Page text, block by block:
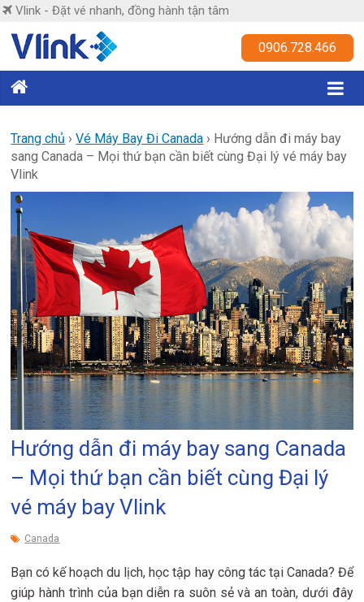
Skip
content
Vlink - Đặt vé nhanh, đồng hành tận tâm
Vlink
nhanh,
đồng
hành
tận
tâm
0906.728.466
Trang chủ ›Vé Máy Bay Đi Canada › Hướng dẫn đi máy bay
sang Canada – Mọi thứ bạn cần biết cùng Đại lý vé máy bay
Vlink
Hướng dẫn đi máy bay sang Canada
– Mọi thứ bạn cần biết cùng Đại lý
vé máy bay Vlink
Canada
Bạn có kế hoạch du lịch, học tập hay công tác tại Canada? Để
giúp hành trình của bạn diễn ra suôn sẻ và an toàn, dưới đây